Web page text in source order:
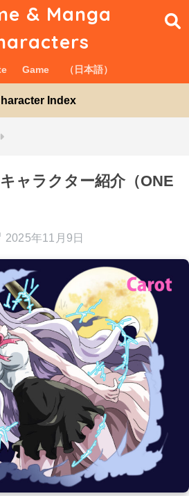
& Manga
Game （日本語）
Index
ャラクター紹介（ONE
2025年11月9日